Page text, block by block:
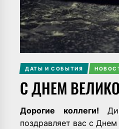
ДАТЫ И СОБЫТИЯ
С ДНЕМ
Дорогие коллеги!
поздравляет вас с